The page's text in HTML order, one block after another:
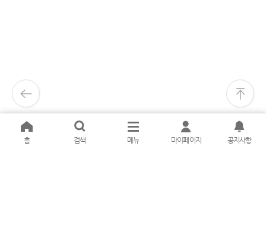
홈 검색 메뉴 마이페이지 공지사항
방송대생 문의: 1577-9995
교재, 이북문의(출판문화원): 1644-1232